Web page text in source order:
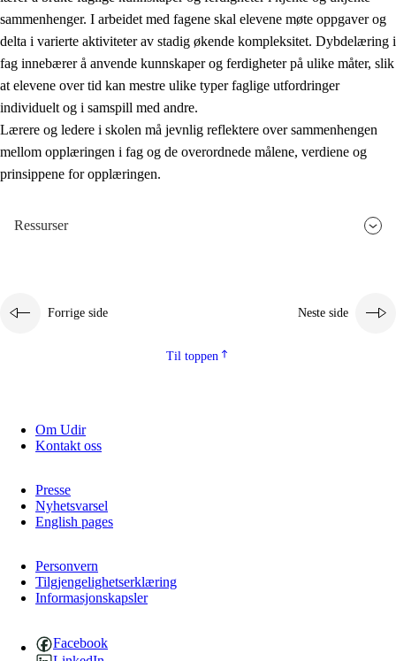
sammenhenger. I arbeidet med fagene skal elevene møte oppgaver og
delta i varierte aktiviteter av stadig økende kompleksitet. Dybdelæring i
fag innebærer å anvende kunnskaper og ferdigheter på ulike måter, slik
at elevene over tid kan mestre ulike typer faglige utfordringer
individuelt og i samspill med andre.
Lærere og ledere i skolen må jevnlig reflektere over sammenhengen
mellom opplæringen i fag og de overordnede målene, verdiene og
prinsippene for opplæringen.
Ressurser
Forrige side Neste side
Til toppen
Om Udir
Kontakt oss
Presse
Nyhetsvarsel
English pages
Personvern
Tilgjengelighetserklæring
Informasjonskapsler
Facebook